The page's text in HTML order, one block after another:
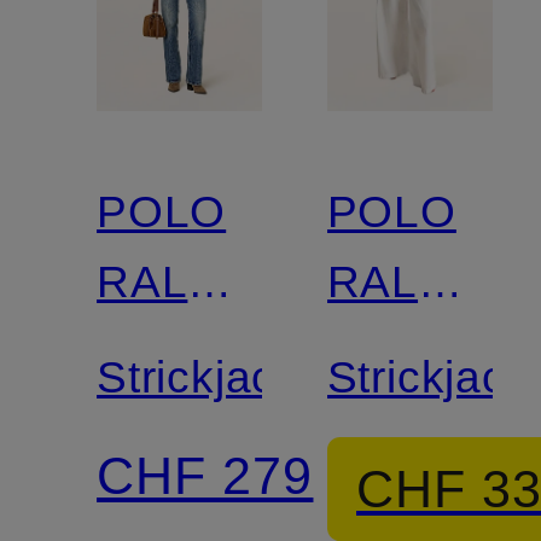
POLO
RALPH
LAUREN
Strickjacke
CHF 279
POLO
RALPH
LAUREN
CHF